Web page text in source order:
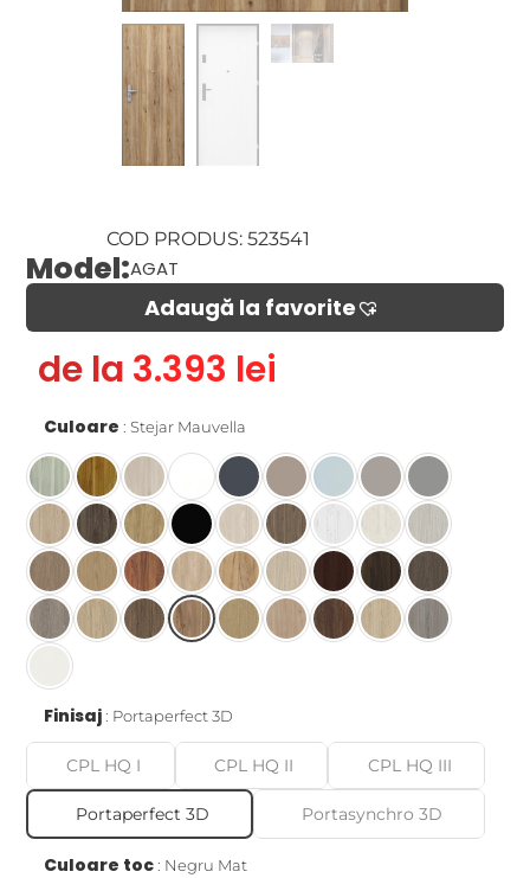
COD PRODUS: 523541
Model:AGAT
Adaugă la favorite​
de la 3.393 lei
Culoare Stejar Mauvella
Finisaj Portaperfect 3D
CPL HQ I CPL HQ II CPL HQ III
Portaperfect 3D Portasynchro 3D
Culoare toc Negru Mat